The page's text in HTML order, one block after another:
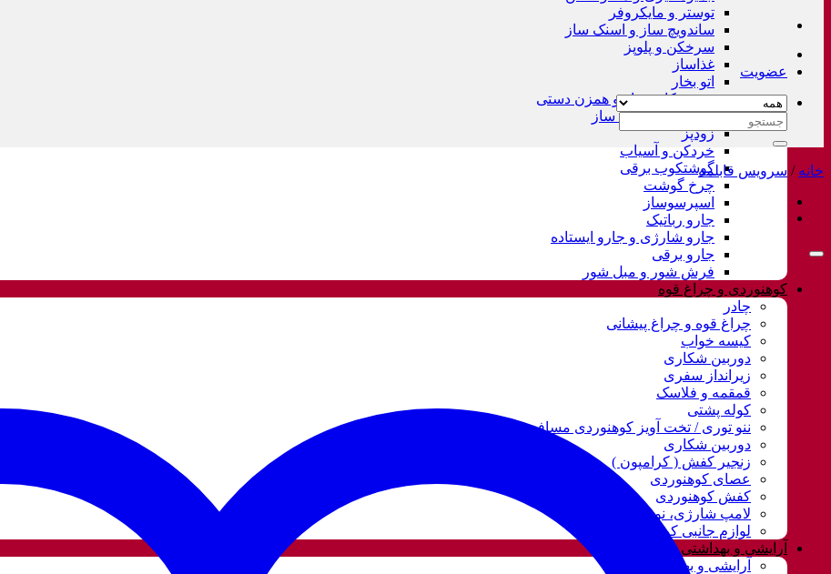
توستر و مایکروفر
ساندویچ ساز و اسنک ساز
سرخکن و پلوپز
غذاساز
اتو بخار
همزن کاسه دار و همزن دستی
چای ساز و قهوه ساز
زودپز
خردکن و آسیاب
گوشتکوب برقی
چرخ گوشت
اسپرسوساز
جارو رباتیک
جارو شارژی و جارو ایستاده
جارو برقی
فرش شور و مبل شور
کوهنوردی و چراغ قوه
چادر
چراغ قوه و چراغ پیشانی
کیسه خواب
دوربین شکاری
زیرانداز سفری
قمقمه و فلاسک
کوله پشتی
ننو توری / تخت آویز کوهنوردی مسافرتی
دوربین شکاری
زنجیر کفش ( کرامپون )
عصای کوهنوردی
کفش کوهنوردی
لامپ شارژی، نور و روشنایی
لوازم جانبی کوهنوردی
آرایشی و بهداشتی
آرایشی و بهداشتی
عضویت
جستجو
خانه / سرویس قابلمه